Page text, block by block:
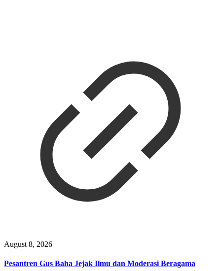
August 8, 2026
Pesantren Gus Baha Jejak Ilmu dan Moderasi Beragama